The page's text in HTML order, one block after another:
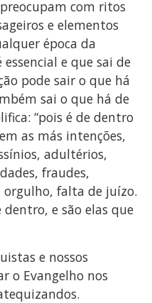
com ritos
e elementos
época da
e que sai de
pode sair o que há
sai o que há de
“pois é de dentro
as más intenções,
adultérios,
fraudes,
orgulho, falta de juízo.
dentro, e são elas que
e nossos
o Evangelho nos